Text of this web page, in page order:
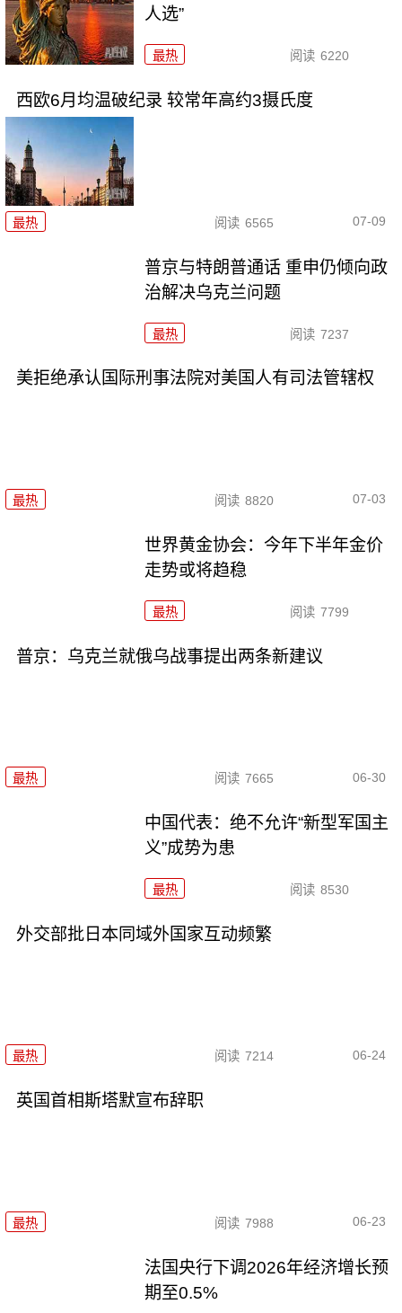
人选”
最热 阅读 6220
西欧6月均温破纪录 较常年高约3摄氏度
最热 阅读 6565 07-09
普京与特朗普通话 重申仍倾向政
治解决乌克兰问题
最热 阅读 7237
美拒绝承认国际刑事法院对美国人有司法管辖权
最热 阅读 8820 07-03
世界黄金协会：今年下半年金价
走势或将趋稳
最热 阅读 7799
普京：乌克兰就俄乌战事提出两条新建议
最热 阅读 7665 06-30
中国代表：绝不允许“新型军国主
义”成势为患
最热 阅读 8530
外交部批日本同域外国家互动频繁
最热 阅读 7214 06-24
英国首相斯塔默宣布辞职
最热 阅读 7988 06-23
法国央行下调2026年经济增长预
期至0.5%